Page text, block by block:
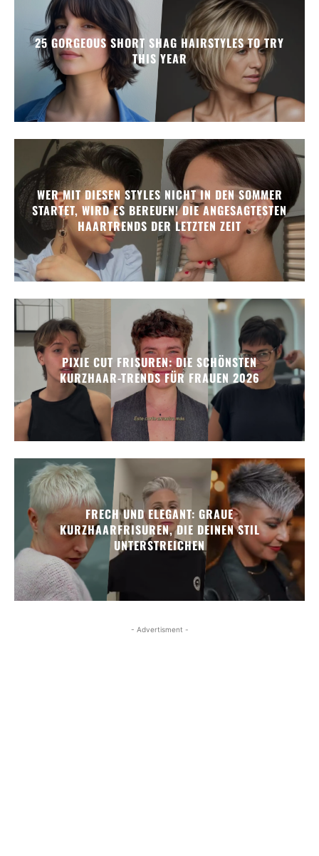
25 GORGEOUS SHORT SHAG HAIRSTYLES TO TRY
THIS YEAR
WER MIT DIESEN STYLES NICHT IN DEN SOMMER
STARTET, WIRD ES BEREUEN! DIE ANGESAGTESTEN
HAARTRENDS DER LETZTEN ZEIT
PIXIE CUT FRISUREN: DIE SCHÖNSTEN
KURZHAAR-TRENDS FÜR FRAUEN 2026
FRECH UND ELEGANT: GRAUE
KURZHAARFRISUREN, DIE DEINEN STIL
UNTERSTREICHEN
- Advertisment -